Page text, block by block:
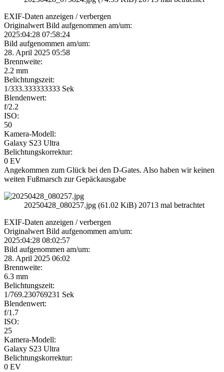
EXIF-Daten anzeigen / verbergen
Originalwert Bild aufgenommen am/um:
2025:04:28 07:58:24
Bild aufgenommen am/um:
28. April 2025 05:58
Brennweite:
2.2 mm
Belichtungszeit:
1/333.333333333 Sek
Blendenwert:
f/2.2
ISO:
50
Kamera-Modell:
Galaxy S23 Ultra
Belichtungskorrektur:
0 EV
Angekommen zum Glück bei den D-Gates. Also haben wir keinen
weiten Fußmarsch zur Gepäckausgabe
20250428_080257.jpg (61.02 KiB) 20713 mal betrachtet
EXIF-Daten anzeigen / verbergen
Originalwert Bild aufgenommen am/um:
2025:04:28 08:02:57
Bild aufgenommen am/um:
28. April 2025 06:02
Brennweite:
6.3 mm
Belichtungszeit:
1/769.230769231 Sek
Blendenwert:
f/1.7
ISO:
25
Kamera-Modell:
Galaxy S23 Ultra
Belichtungskorrektur:
0 EV